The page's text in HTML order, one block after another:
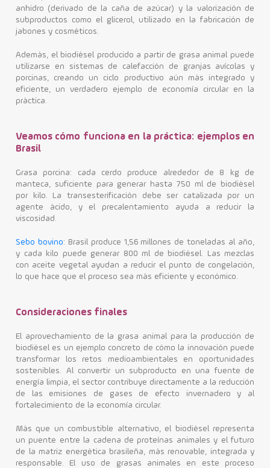
anhidro (derivado de la caña de azúcar) y la valorización de
subproductos como el glicerol, utilizado en la fabricación de
jabones y cosméticos.
Además, el biodiésel producido a partir de grasa animal puede
utilizarse en sistemas de calefacción de granjas avícolas y
porcinas, creando un ciclo productivo aún más integrado y
eficiente, un verdadero ejemplo de economía circular en la
práctica.
Veamos cómo funciona en la práctica: ejemplos en
Brasil
Grasa porcina: cada cerdo produce alrededor de 8 kg de
manteca, suficiente para generar hasta 750 ml de biodiésel
por kilo. La transesterificación debe ser catalizada por un
agente ácido, y el precalentamiento ayuda a reducir la
viscosidad.
Sebo bovino: Brasil produce 1,56 millones de toneladas al año,
y cada kilo puede generar 800 ml de biodiésel. Las mezclas
con aceite vegetal ayudan a reducir el punto de congelación,
lo que hace que el proceso sea más eficiente y económico.
Consideraciones finales
El aprovechamiento de la grasa animal para la producción de
biodiésel es un ejemplo concreto de cómo la innovación puede
transformar los retos medioambientales en oportunidades
sostenibles. Al convertir un subproducto en una fuente de
energía limpia, el sector contribuye directamente a la reducción
de las emisiones de gases de efecto invernadero y al
fortalecimiento de la economía circular.
Más que un combustible alternativo, el biodiésel representa
un puente entre la cadena de proteínas animales y el futuro
de la matriz energética brasileña, más renovable, integrada y
responsable. El uso de grasas animales en este proceso